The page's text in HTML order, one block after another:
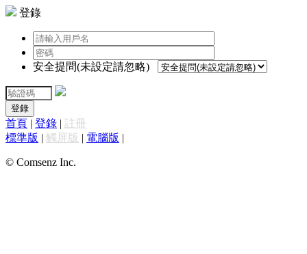
登錄
安全提問(未設定請忽略)
登錄
首頁 | 登錄 | 註冊
標準版 | 觸屏版 | 電腦版 |
© Comsenz Inc.